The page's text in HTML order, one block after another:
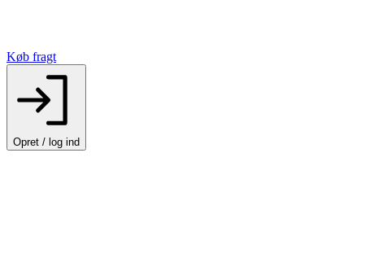
Køb fragt
Opret / log ind